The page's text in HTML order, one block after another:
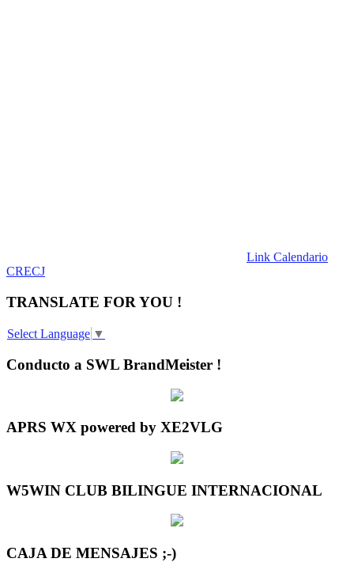
Link Calendario
CRECJ
TRANSLATE FOR YOU !
Select Language ▼
Conducto a SWL BrandMeister !
APRS WX powered by XE2VLG
W5WIN CLUB BILINGUE INTERNACIONAL
CAJA DE MENSAJES ;-)